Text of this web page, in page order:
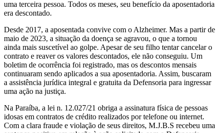
uma terceira pessoa. Todos os meses, seu benefício da aposentadoria
era descontado.
Desde 2017, a aposentada convive com o Alzheimer. Mas a partir de
maio de 2023, a situação da doença se agravou, o que a tornou
ainda mais suscetível ao golpe. Apesar de seu filho tentar cancelar o
contrato e reaver os valores descontados, ele não conseguiu. Um
boletim de ocorrência foi registrado, mas os descontos mensais
continuaram sendo aplicados a sua aposentadoria. Assim, buscaram
a assistência jurídica integral e gratuita da Defensoria para ingressar
uma ação na justiça.
Na Paraíba, a lei n. 12.027/21 obriga a assinatura física de pessoas
idosas em contratos de crédito realizados por telefone ou internet.
Com a clara fraude e violação de seus direitos, M.J.B.S recebeu uma